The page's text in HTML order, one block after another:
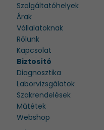
Szolgáltatóhelyek
Árak
Vállalatoknak
Rólunk
Kapcsolat
Biztosító
Diagnosztika
Laborvizsgálatok
Szakrendelések
Műtétek
Webshop